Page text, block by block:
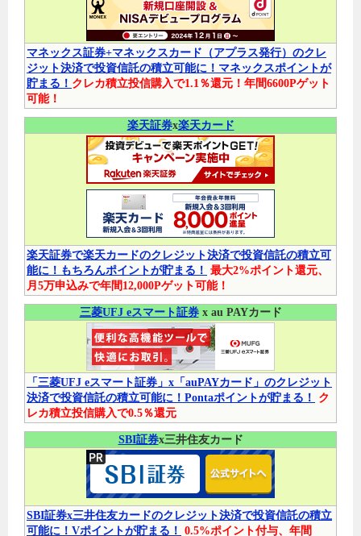
マネックス証券+マネックスカード（アプラス発行）のクレ
ジット決済で投資信託の積立可能に！マネックスポイントが
貯まる！ クレカ積立投信購入で1.1％還元！年間6600Pゲット
可能！
楽天証券x楽天カード
楽天証券で楽天カードのクレジット決済で投資信託の積立可
能に！もちろんポイントが貯まる！ 最大2%ポイント還元、
月5万申込みで年間12,000Pゲット可能！
三菱UFJ eスマート証券x au PAYカード
「三菱UFJ eスマート証券」x「auPAYカード」のクレジット
決済で投資信託の積立可能に！Pontaポイントが貯まる！
ク
レカ積立投信購入で0.5％還元
SBI証券x三井住友カード
SBI証券x三井住友カードのクレジット決済で投資信託の積立
可能に！Vポイントが貯まる！ 0.5%ポイント付与、年間